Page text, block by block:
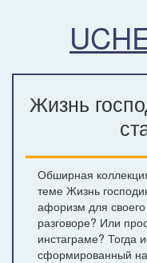
Жизнь
Обширная
теме Жизнь
афоризм для своего
разговоре? Или
инстаграме? Тогда
сформированный